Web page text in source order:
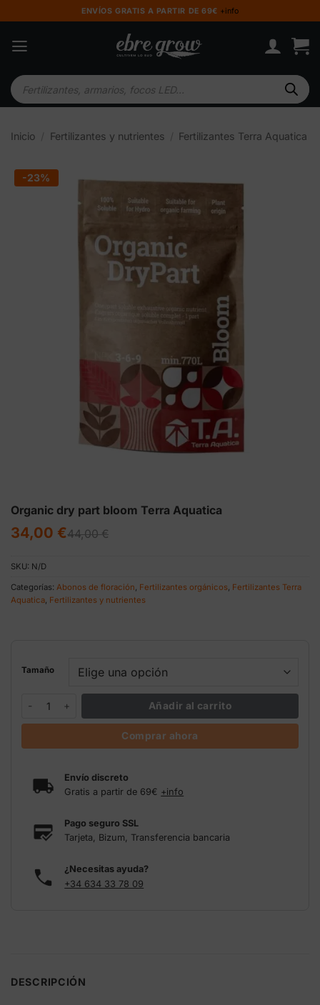
al
contenido
ENVÍOS GRATIS A PARTIR DE 69€ +info
Búsqueda
de
productos
Inicio Fertilizantes y nutrientes Fertilizantes Terra Aquatica
-23%
Organic dry part bloom Terra Aquatica
44,00€
El
precio
era:
34,00 €
El
precio
es:
SKU: N/D
Categorías: Abonos de floración, Fertilizantes orgánicos, Fertilizantes Terra
Aquatica, Fertilizantes y nutrientes
Tamaño
Añadir al carrito
Comprar ahora
Envío discreto
Gratis a partir de 69€ +info
Pago seguro SSL
Tarjeta, Bizum, Transferencia bancaria
¿Necesitas ayuda?
+34 634 33 78 09
DESCRIPCIÓN